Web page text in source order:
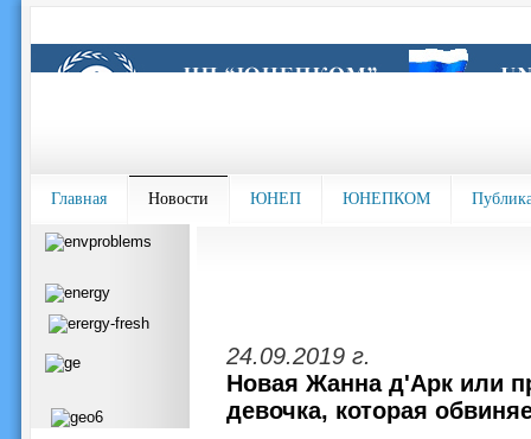
Главная Новости ЮНЕП ЮНЕПКОМ
24.09.2019 г.
Новая Жанна д'Арк или
девочка, которая